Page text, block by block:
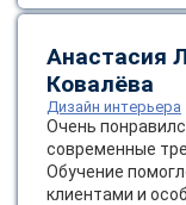
Анастасия
Ковалёва
Дизайн интерьера
Очень
современные
Обучение
клиентами и